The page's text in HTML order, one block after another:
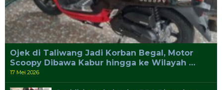
Ojek di Taliwang Jadi Korban Begal, Motor
Scoopy Dibawa Kabur hingga ke Wilayah …
17 Mei 2026